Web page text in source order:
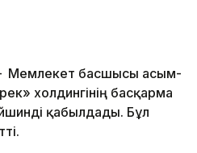
Мемлекет басшысы Қасым-
холдингінің басқарма
қабылдады. Бұл